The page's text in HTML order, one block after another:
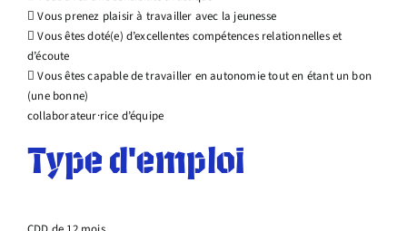
 Vous prenez plaisir à travailler avec la jeunesse
 Vous êtes doté(e) d’excellentes compétences relationnelles et
d’écoute
 Vous êtes capable de travailler en autonomie tout en étant un bon
(une bonne)
collaborateur·rice d’équipe
Type d’emploi